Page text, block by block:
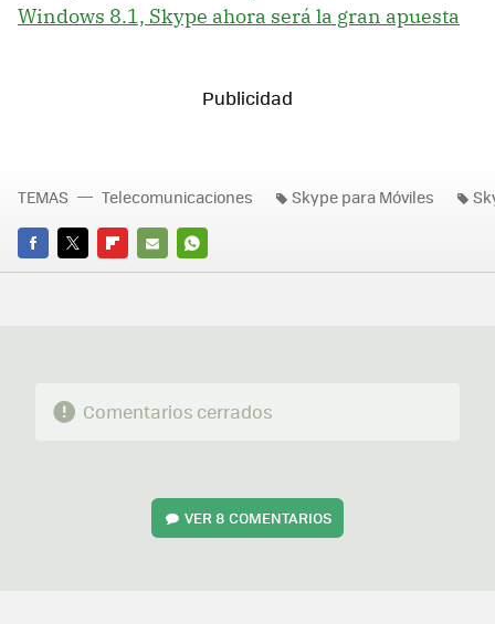
Windows 8.1, Skype ahora será la gran apuesta
FACEBOOK
TWITTERFLIPBOARD
E-
WHATSAPP
TEMAS Telecomunicaciones Skype para Móviles
Comentarios cerrados
VER8 COMENTARIOS